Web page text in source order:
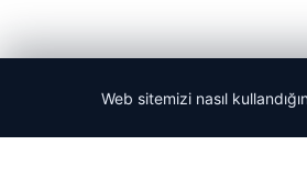
© 2026 Acil Rehber | Gündem
Web sitemizi nasıl